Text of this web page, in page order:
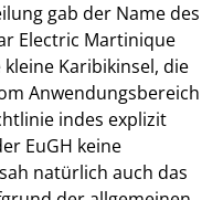
gab der Name des
Electric Martinique
Karibikinsel, die
Anwendungsbereich
indes explizit
EuGH keine
natürlich auch das